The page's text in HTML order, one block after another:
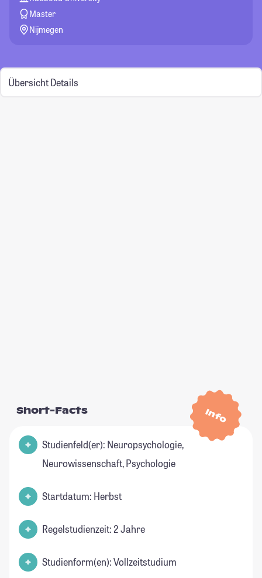
Master
Nijmegen
Übersicht Details
Info
Short-Facts
Studienfeld(er): Neuropsychologie,
Neurowissenschaft, Psychologie
Startdatum: Herbst
Regelstudienzeit: 2 Jahre
Studienform(en): Vollzeitstudium